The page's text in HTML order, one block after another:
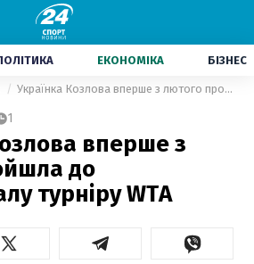
ЕКОНОМІКА БІЗНЕС
Українка Козлова вперше з лютого пройшла до чвертьфіналу турніру WTA
1
вперше з
до
турніру WTA